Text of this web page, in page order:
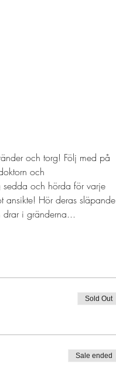
och torg! Följ med på
och
sedda och hörda för varje
ansikte! Hör deras släpande
drar i gränderna...
Sold Out
Sale ended